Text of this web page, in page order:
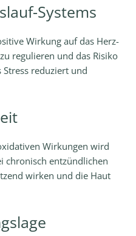
Systems
Wirkung auf das Herz-
regulieren und das Risiko
reduziert und
Wirkungen wird
chronisch entzündlichen
wirken und die Haut